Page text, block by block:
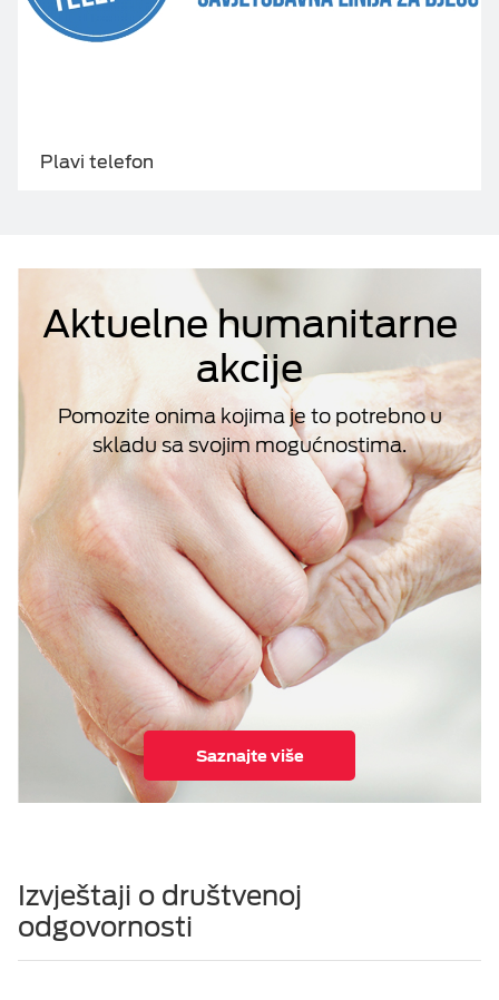
Plavi telefon
Aktuelne humanitarne
akcije
Pomozite onima kojima je to potrebno u
skladu sa svojim mogućnostima.
Saznajte više
Izvještaji o društvenoj
odgovornosti